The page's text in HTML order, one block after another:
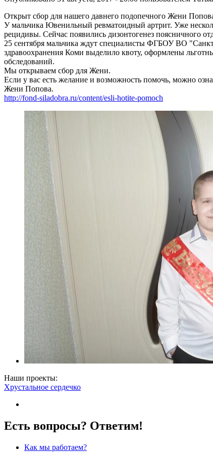
Открыт сбор для нашего давнего подопечного Жени
У мальчика Ювенильный ревматоидный артрит. Уже
рецидивы. Сейчас появились дизонтогенез поясничного
25 сентября мальчика ждут специалисты ФГБОУ ВО
здравоохранения Коми выделило квоту, оформлены
обследований.
Мы открываем сбор для Жени.
Если у вас есть желание и возможность помочь, можно
Жени Попова.
http://fond-siladobra.ru/content/esli-hotite-pomoch
Наши проекты:
Хрустальное сердечко
Есть вопросы? Ответим!
Как мы работаем?